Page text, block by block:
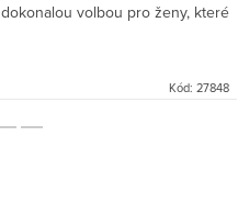
dokonalou volbou pro ženy, které
stříbra a teplého odstínu...
Kód: 27848